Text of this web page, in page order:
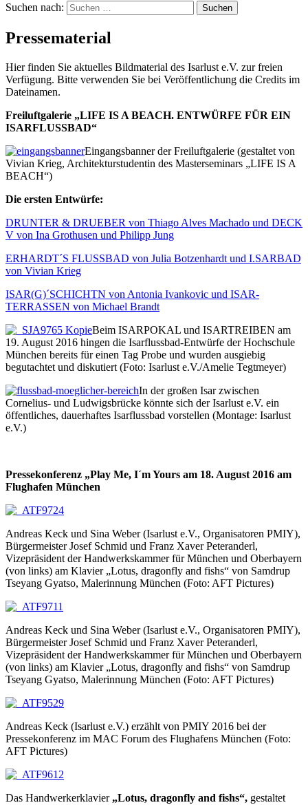
Suchen nach:
Pressematerial
Hier finden Sie aktuelles Bildmaterial des Isarlust e.V. zur freien
Verfügung. Bitte verwenden Sie bei Veröffentlichung die Credits im
Dateinamen.
Freiluftgalerie „LIFE IS A BEACH. ENTWÜRFE FÜR EIN
ISARFLUSSBAD“
Eingangsbanner der Freiluftgalerie (gestaltet von
Vivian Krieg, Architekturstudentin des Masterseminars „LIFE IS A
BEACH“)
Die ersten Entwürfe:
DRUNTER & DRUEBER von Thiago Alves Machado und DECK
V von Ina Grothusen und Philipp Jung
ERHARDT´S FLUSSBAD von Julia Botzenhardt und I.SARBAD
von Vivian Krieg
ISAR(G)´SCHICHTN von Antonia Ivankovic und ISAR-
TERRASSEN von Michael Brandt
Beim ISARPOKAL und ISARTREIBEN am
19. August 2016 hingen die Isarflussbad-Entwürfe der Hochschule
München bereits für einen Tag Probe und wurden ausgiebig
begutachtet und diskutiert (Foto: Isarlust e.V./Amelie Tegtmeyer)
In der großen Isar zwischen
Cornelius- und Ludwigsbrücke könnte sich der Isarlust e.V. ein
öffentliches, dauerhaftes Isarflussbad vorstellen (Montage: Isarlust
e.V.)
Pressekonferenz „Play Me, I´m Yours am 18. August 2016 am
Flughafen München
Andreas Keck und Sina Weber (Isarlust e.V., Organisatoren PMIY),
Bürgermeister Josef Schmid und Franz Xaver Peteranderl,
Vizepräsident der Handwerkskammer für München und Oberbayern
(von links) am Klavier „Lotus, dragonfly and fishs“ von Samdrup
Tseyang Gyatso, Malerinnung München (Foto: AFT Pictures)
Andreas Keck und Sina Weber (Isarlust e.V., Organisatoren PMIY),
Bürgermeister Josef Schmid und Franz Xaver Peteranderl,
Vizepräsident der Handwerkskammer für München und Oberbayern
(von links) am Klavier „Lotus, dragonfly and fishs“ von Samdrup
Tseyang Gyatso, Malerinnung München (Foto: AFT Pictures)
Andreas Keck (Isarlust e.V.) erzählt von PMIY 2016 bei der
Pressekonferenz im MAC Forum des Flughafens München (Foto:
AFT Pictures)
Das Handwerkerklavier „Lotus, dragonfly and fishs“, gestaltet